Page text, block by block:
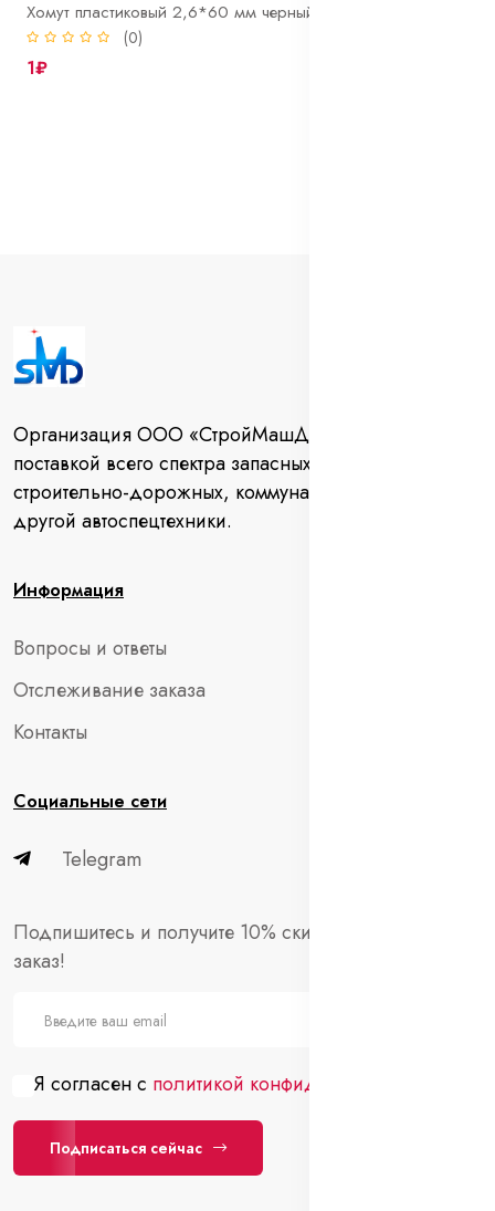
Хомут пластиковый 2,6*60 мм черный
(0)
1₽
Организация ООО «СтройМашДеталь» занимается
поставкой всего спектра запасных частей для
строительно-дорожных, коммунальных машин и
другой автоспецтехники.
Информация
Вопросы и ответы
Отслеживание заказа
Контакты
Социальные сети
Telegram
Подпишитесь и получите 10% скидки на первый
заказ!
Я согласен с политикой конфиденциальности
Подписаться сейчас